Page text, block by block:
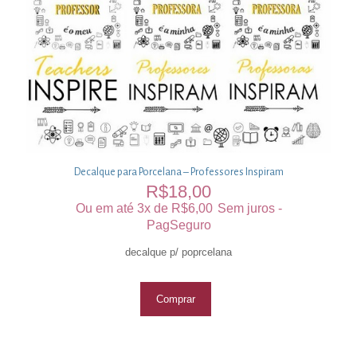
Decalque para Porcelana – Professores Inspiram
R$18,00
Ou em até 3x de R$6,00 Sem juros -
PagSeguro
decalque p/ poprcelana
Comprar